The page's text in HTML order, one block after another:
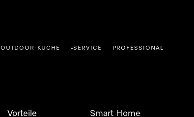
OUTDOOR-KÜCHE •SERVICE PROFESSIONAL
Vorteile Smart Home